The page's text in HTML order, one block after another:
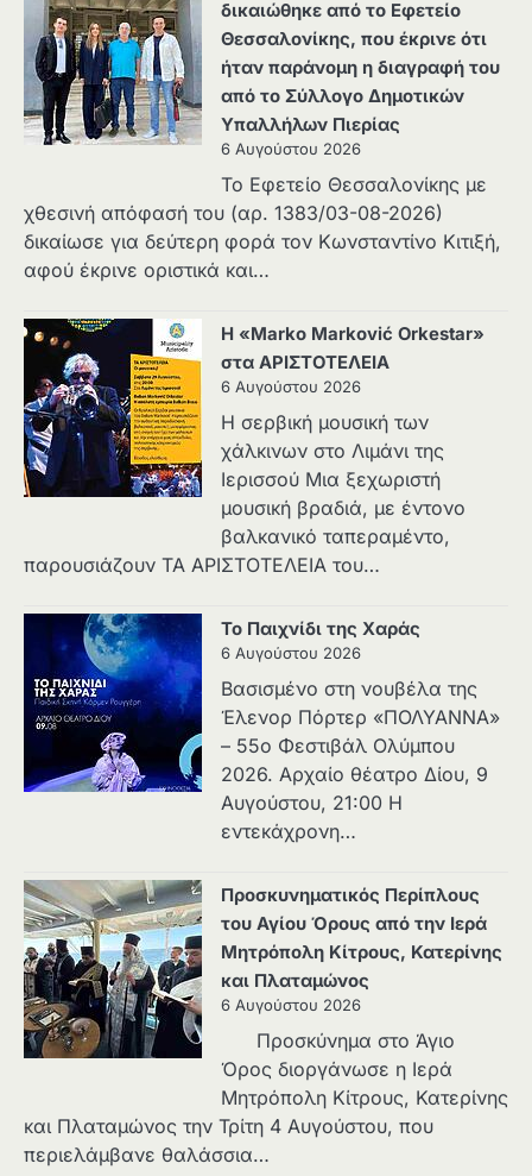
δικαιώθηκε από το Εφετείο
Θεσσαλονίκης, που έκρινε ότι
ήταν παράνομη η διαγραφή του
από το Σύλλογο Δημοτικών
Υπαλλήλων Πιερίας
6 Αυγούστου 2026
Το Εφετείο Θεσσαλονίκης με
χθεσινή απόφασή του (αρ. 1383/03-08-2026)
δικαίωσε για δεύτερη φορά τον Κωνσταντίνο Κιτιξή,
αφού έκρινε οριστικά και…
Η «Marko Marković Orkestar»
στα ΑΡΙΣΤΟΤΕΛΕΙΑ
6 Αυγούστου 2026
Η σερβική μουσική των
χάλκινων στο Λιμάνι της
Ιερισσού Μια ξεχωριστή
μουσική βραδιά, με έντονο
βαλκανικό ταπεραμέντο,
παρουσιάζουν ΤΑ ΑΡΙΣΤΟΤΕΛΕΙΑ του…
Το Παιχνίδι της Χαράς
6 Αυγούστου 2026
Βασισμένο στη νουβέλα της
Έλενορ Πόρτερ «ΠΟΛΥΑΝΝΑ»
– 55ο Φεστιβάλ Ολύμπου
2026. Αρχαίο θέατρο Δίου, 9
Αυγούστου, 21:00 Η
εντεκάχρονη…
Προσκυνηματικός Περίπλους
του Αγίου Όρους από την Ιερά
Μητρόπολη Κίτρους, Κατερίνης
και Πλαταμώνος
6 Αυγούστου 2026
Προσκύνημα στο Άγιο
Όρος διοργάνωσε η Ιερά
Μητρόπολη Κίτρους, Κατερίνης
και Πλαταμώνος την Τρίτη 4 Αυγούστου, που
περιελάμβανε θαλάσσια…